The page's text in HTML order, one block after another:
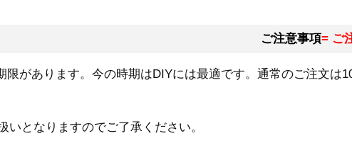
ご注意事項= ご
があります。今の時期はDIYには最適です。通常のご注文は
となりますのでご了承ください。